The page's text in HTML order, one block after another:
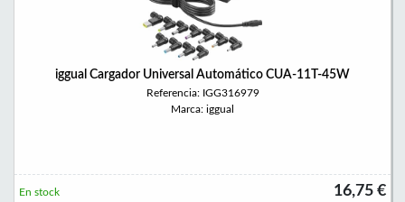
iggual Cargador Universal Automático CUA-11T-45W
Referencia: IGG316979
Marca: iggual
16,75 €
En stock